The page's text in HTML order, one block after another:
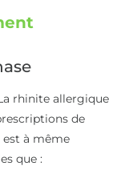
rhinite allergique
de
à même
que :